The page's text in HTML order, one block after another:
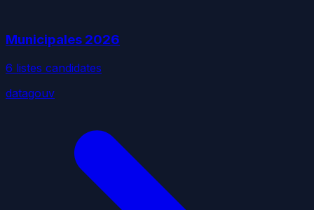
Municipales 2026
6 listes candidates
datagouv